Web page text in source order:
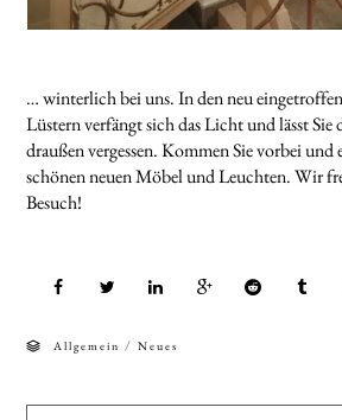
… winterlich bei uns. In den neu
Lüstern verfängt sich das Licht und lässt Sie
draußen vergessen. Kommen Sie vorbei und
schönen neuen Möbel und Leuchten. Wir
Besuch!
Allgemein /Neues